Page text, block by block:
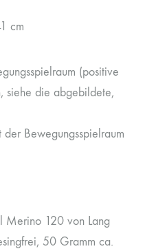
cm
(positive
siehe die abgebildete,
Bewegungsspielraum
120 von Lang
50 Gramm ca.